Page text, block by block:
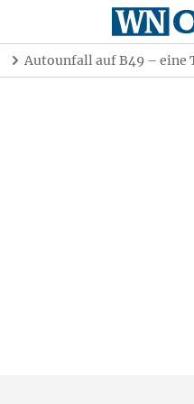
Autounfall auf B49 – eine